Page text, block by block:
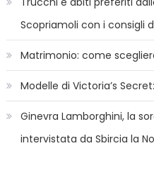
Scopriamoli con i consigli
Matrimonio: come
Modelle di Victoria’s
Ginevra Lamborghini, la
intervistata da Sbircia la